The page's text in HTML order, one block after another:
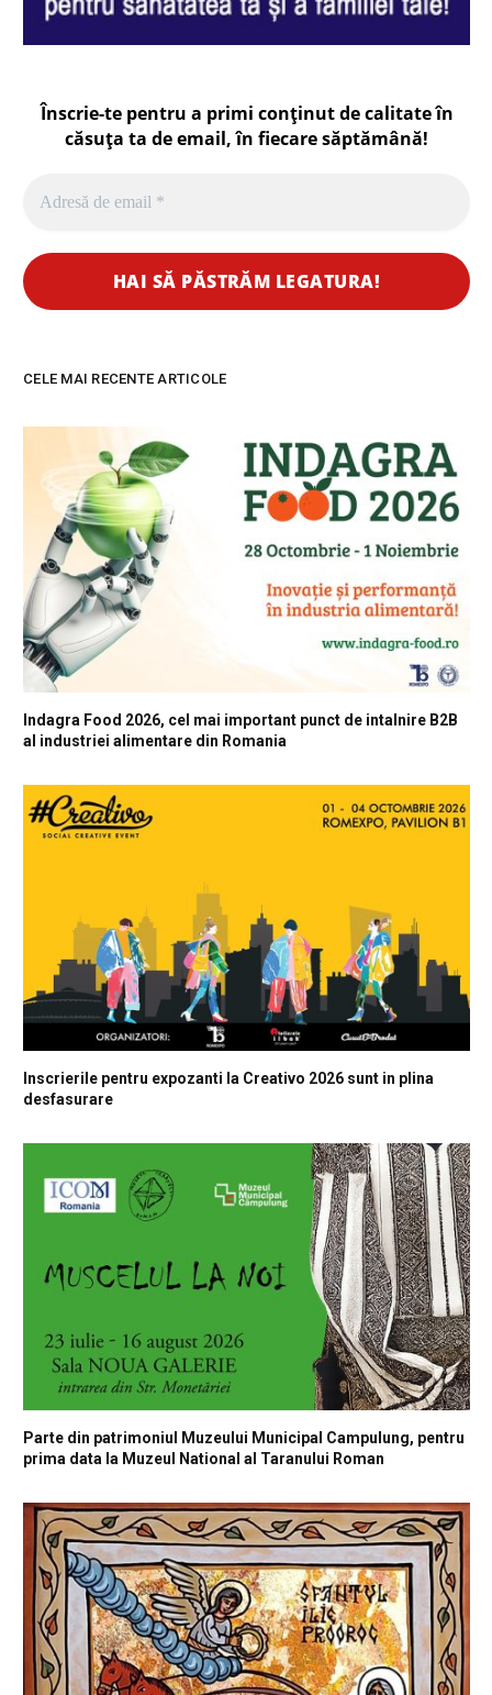
Înscrie-te pentru a primi conținut de calitate în
căsuța ta de email, în fiecaresăptămână!
CELE MAI RECENTE ARTICOLE
Indagra Food 2026, cel mai important punct de intalnire B2B
al industriei alimentare din Romania
Inscrierile pentru expozanti la Creativo 2026 sunt in plina
desfasurare
Parte din patrimoniul Muzeului Municipal Campulung, pentru
prima data la Muzeul National al Taranului Roman